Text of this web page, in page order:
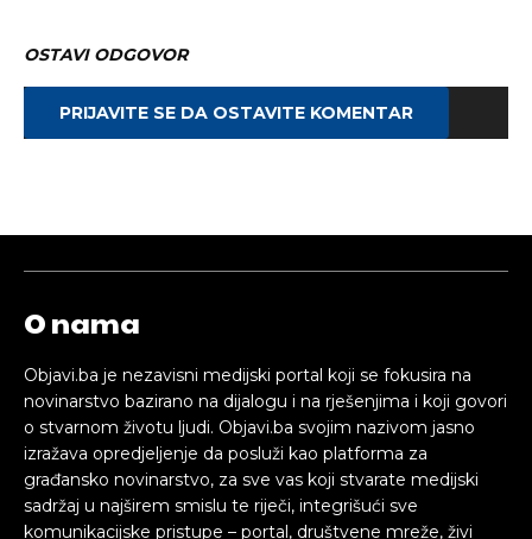
OSTAVI ODGOVOR
PRIJAVITE SE DA OSTAVITE KOMENTAR
O nama
Objavi.ba je nezavisni medijski portal koji se fokusira na
novinarstvo bazirano na dijalogu i na rješenjima i koji govori
o stvarnom životu ljudi. Objavi.ba svojim nazivom jasno
izražava opredjeljenje da posluži kao platforma za
građansko novinarstvo, za sve vas koji stvarate medijski
sadržaj u najširem smislu te riječi, integrišući sve
komunikacijske pristupe – portal, društvene mreže, živi